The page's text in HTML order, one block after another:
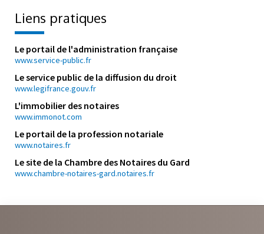
Liens pratiques
Le portail de l'administration française
www.service-public.fr
Le service public de la diffusion du droit
www.legifrance.gouv.fr
L'immobilier des notaires
www.immonot.com
Le portail de la profession notariale
www.notaires.fr
Le site de la Chambre des Notaires du Gard
www.chambre-notaires-gard.notaires.fr